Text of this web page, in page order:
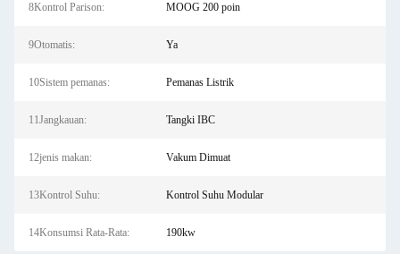
8Kontrol Parison: MOOG 200 poin
9Otomatis: Ya
10Sistem pemanas: Pemanas Listrik
11Jangkauan: Tangki IBC
12jenis makan: Vakum Dimuat
13Kontrol Suhu: Kontrol Suhu Modular
14Konsumsi Rata-Rata: 190kw